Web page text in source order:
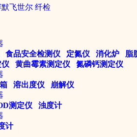
默飞世尔 纤检
食品安全检测仪 定氮仪 消化炉
脂
黄曲霉素测定仪
氮磷钙测定仪
溶出度仪
崩解仪
测定仪
浊度计
计
方舱冻干机